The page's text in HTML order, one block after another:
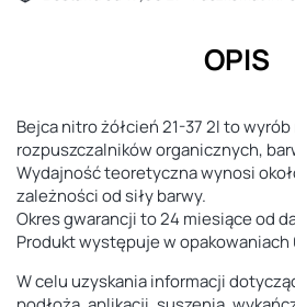
OPIS
Bejca nitro żółcień 21-37 2l to
rozpuszczalników organicznych,
Wydajność teoretyczna wynosi
zależności od siły barwy.
Okres gwarancji to 24 miesiące od
Produkt występuje w opakowaniach
W celu uzyskania informacji